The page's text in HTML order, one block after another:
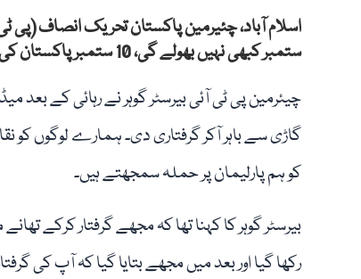
ستمبر کبھی نہیں بھولے گی، 10 ستمبر پاکستان کی جمہوریت کا سیاہ دن مانا جائے گا۔
چیئرمین پی ٹی آئی بیرسٹر گوہر نے رہائی کے بعد
گاڑی سے باہر آکر گرفتاری دی۔ ہمارے لوگوں کو
کو ہم پارلیمان پر حملہ سمجھتے ہیں۔
بیرسٹر گوہر کا کہنا تھا کہ مجھے گرفتار کرکے
رکھا گیا اور بعد میں مجھے بتایا گیا کہ آپ کی